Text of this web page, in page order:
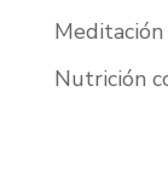
Nutrición